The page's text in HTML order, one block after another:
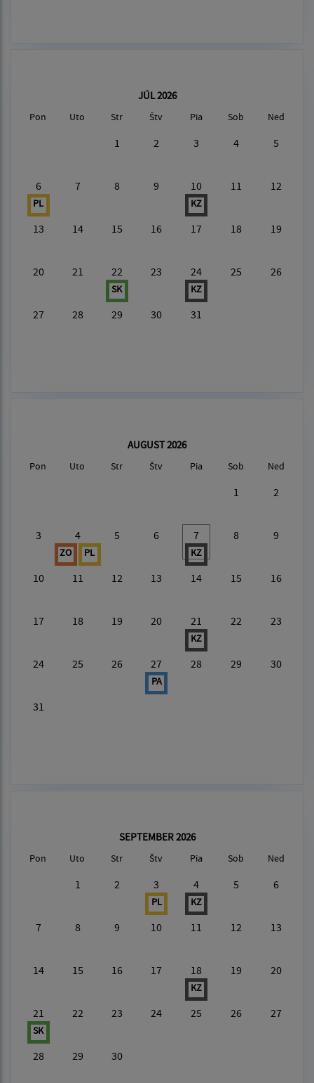
JÚL 2026
Pon Uto Str Štv Pia Sob Ned
1 2 3 4 5
6
PL
7 8 9 10
KZ
11 12
13 14 15 16 17 18 19
20 21 22
SK
23 24
KZ
25 26
27 28 29 30 31
AUGUST 2026
Pon Uto Str Štv Pia Sob Ned
1 2
3 4
ZO PL
5 6 7
KZ
8 9
10 11 12 13 14 15 16
17 18 19 20 21
KZ
22 23
24 25 26 27
PA
28 29 30
31
SEPTEMBER 2026
Pon Uto Str Štv Pia Sob Ned
1 2 3
PL
4
KZ
5 6
7 8 9 10 11 12 13
14 15 16 17 18
KZ
19 20
21
SK
22 23 24 25 26 27
28 29 30